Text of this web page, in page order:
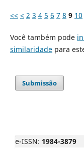
<< < 2 3 4 5 6 7 8 9 10
Você também pode
similaridadepara
Submissão
e-ISSN: 1984-3879